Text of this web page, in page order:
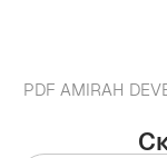
PDF AMIRAH